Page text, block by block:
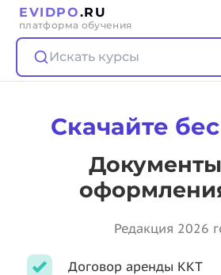
EVIDPO.RU
платформа обучения
Искать курсы
Скачайте
Редакция 2026
Договор аренды ККТ